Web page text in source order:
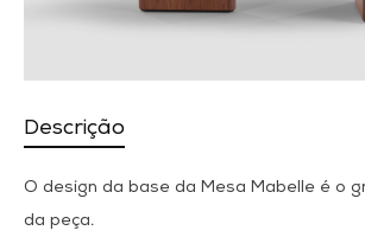
Descrição
O design da base da Mesa Mabelle é o
da peça.